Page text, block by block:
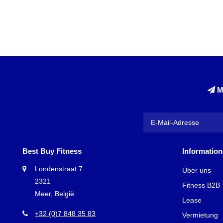
Best Buy Fitness
Londenstraat 7
2321
Meer, België
+32 (0)7 848 35 83
Über uns
Fitness B2B
Lease
Vermietung